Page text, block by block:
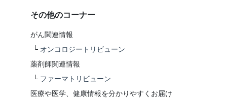
その他のコーナー
がん関連情報
└ オンコロジートリビューン
薬剤師関連情報
└ ファーマトリビューン
医療や医学、健康情報を分かりやすくお届け